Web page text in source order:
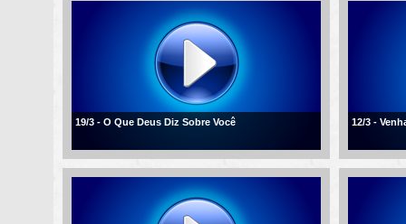
19/3 - O Que Deus Diz Sobre Você 12/3 -